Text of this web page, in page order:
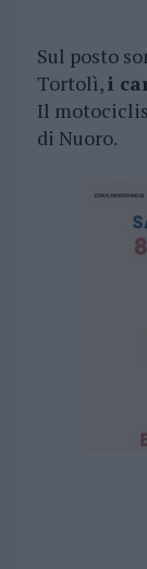
Sul posto
Tortolì,i
Il
di Nuoro.